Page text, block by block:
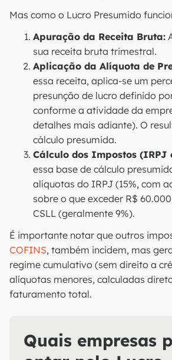
Mas como o Lucro Presumido
Apuração da Receita Bruta:
sua receita bruta trimestral.
Aplicação da Alíquota de
essa receita, aplica-se um
presunção de lucro definido
conforme a atividade da
detalhes mais adiante). O
cálculo presumida.
Cálculo dos Impostos (IRPJ
essa base de cálculo
alíquotas do IRPJ (15%, com
sobre o que exceder R$
CSLL (geralmente 9%).
É importante notar que outros
COFINS, também incidem, mas
regime cumulativo (sem direito a
alíquotas menores, calculadas
faturamento total.
Quais empresas